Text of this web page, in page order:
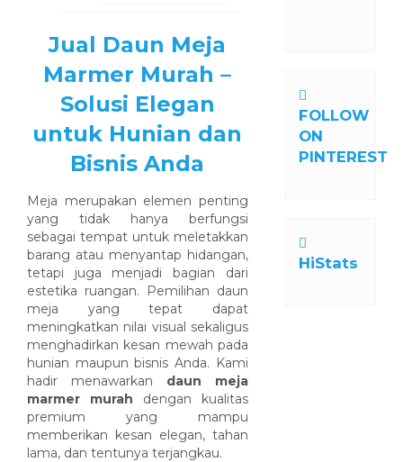
Jual Daun Meja
Marmer Murah –
Solusi Elegan
untuk Hunian dan
Bisnis Anda
Meja merupakan elemen penting
yang tidak hanya berfungsi
sebagai tempat untuk meletakkan
barang atau menyantap hidangan,
tetapi juga menjadi bagian dari
estetika ruangan. Pemilihan daun
meja yang tepat dapat
meningkatkan nilai visual sekaligus
menghadirkan kesan mewah pada
hunian maupun bisnis Anda. Kami
hadir menawarkan daun meja
marmer murah dengan kualitas
premium yang mampu
memberikan kesan elegan, tahan
lama, dan tentunya terjangkau.
FOLLOW
ON
PINTEREST
HiStats